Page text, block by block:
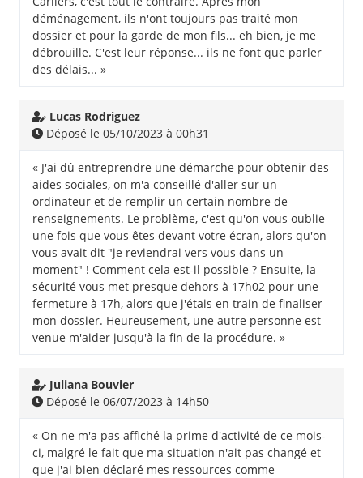
déménagement, ils n'ont toujours pas traité mon
dossier et pour la garde de mon fils... eh bien, je me
débrouille. C'est leur réponse... ils ne font que parler
des délais... »
Lucas Rodriguez
Déposé le 05/10/2023 à 00h31
« J'ai dû entreprendre une démarche pour obtenir des
aides sociales, on m'a conseillé d'aller sur un
ordinateur et de remplir un certain nombre de
renseignements. Le problème, c'est qu'on vous oublie
une fois que vous êtes devant votre écran, alors qu'on
vous avait dit "je reviendrai vers vous dans un
moment" ! Comment cela est-il possible ? Ensuite, la
sécurité vous met presque dehors à 17h02 pour une
fermeture à 17h, alors que j'étais en train de finaliser
mon dossier. Heureusement, une autre personne est
venue m'aider jusqu'à la fin de la procédure. »
Juliana Bouvier
Déposé le 06/07/2023 à 14h50
« On ne m'a pas affiché la prime d'activité de ce mois-
ci, malgré le fait que ma situation n'ait pas changé et
que j'ai bien déclaré mes ressources comme